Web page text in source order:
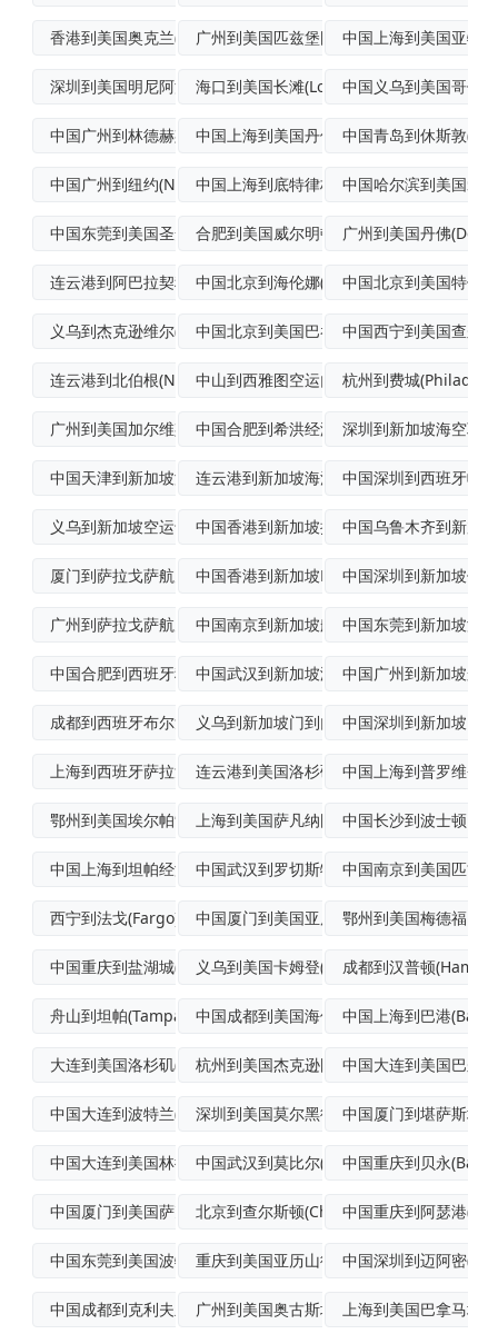
香港到美国奥克兰(Oakland)多式联
广州到美国匹兹堡国际快递中国上海到美国亚特
深圳到美国明尼阿波利斯FCL海运海口到美国长滩(LongBeach)航空
中国义乌到美国哥伦
中国广州到林德赫斯特海运中国上海到美国丹佛航空货运中国青岛到休斯敦
中国广州到纽约(NewYork)船运中国上海到底特律标准空运中国哈尔滨到美国爱
中国东莞到美国圣安东尼奥海运合肥到美国威尔明顿经济空运广州到美国丹佛
连云港到阿巴拉契科拉集装箱运输中国北京到海伦娜(Helena)国际空运
中国北京到美国特伦
义乌到杰克逊维尔(Jacksonvill中国北京到美国巴吞鲁日(BatonRou
中国西宁到美国查尔
连云港到北伯根(NorthBergen)中山到西雅图空运门到门专线
杭州到费城
广州到美国加尔维斯顿(Galveston中国合肥到希洪经济空运深圳到新加坡海空联运
中国天津到新加坡海上运输连云港到新加坡海洋运输中国深圳到西班牙帕
义乌到新加坡空运专线中国香港到新加坡拼箱海运中国乌鲁木齐到新加
厦门到萨拉戈萨航空快递中国香港到新加坡FCL海运中国深圳到新加坡优
广州到萨拉戈萨航空货运中国南京到新加坡船运中国东莞到新加坡海
中国合肥到西班牙穆尔西亚航空运输
中国武汉到新加坡海运中国广州到新加坡航
成都到西班牙布尔戈斯加急空运义乌到新加坡门到门海运中国深圳到新加坡国
上海到西班牙萨拉戈萨空运物流专线连云港到美国洛杉矶班轮运输中国上海到普罗维登
鄂州到美国埃尔帕索(ElPaso)门到门上海到美国萨凡纳国际多式联运中国长沙到波士顿门
中国上海到坦帕经济空运中国武汉到罗切斯特(Rochester)
中国南京到美国匹兹
西宁到法戈(Fargo)空运派送中国厦门到美国亚历山德里亚散货船运输
鄂州到美国梅德福国
中国重庆到盐湖城(SaltLakeCit义乌到美国卡姆登(Camden)海运
成都到汉普顿
舟山到坦帕(Tampa)轮船运输中国成都到美国海伦娜海空联运
中国上海到巴港
大连到美国洛杉矶(LosAngeles)杭州到美国杰克逊国际海空联运中国大连到美国巴尔
中国大连到波特兰(Portland)海洋深圳到美国莫尔黑德城(MoreheadC
中国厦门到堪萨斯城
中国大连到美国林德赫斯特海运中国武汉到莫比尔(Mobile)标准空运
中国重庆到贝永
中国厦门到美国萨克拉门托(Sacrame
北京到查尔斯顿(Charleston)标
中国重庆到阿瑟港
中国东莞到美国波特兰空运门到门专线重庆到美国亚历山德里亚(Alexandr
中国深圳到迈阿密
中国成都到克利夫兰航空货运广州到美国奥古斯塔加急空运上海到美国巴拿马城